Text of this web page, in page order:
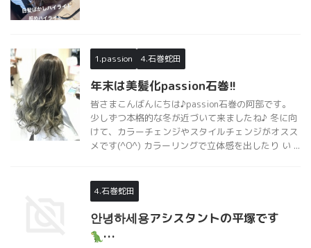
1.passion 4.石巻蛇田
年末は美髪化passion石巻!!
皆さまこんばんにちは♪passion石巻の阿部です。
少しずつ本格的な冬が近づいて来ましたね♪ 冬に向
けて、カラーチェンジやスタイルチェンジがオスス
メです(^O^) カラーリングで立体感を出したり い ...
4.石巻蛇田
안녕하세용アシスタントの平塚です
…